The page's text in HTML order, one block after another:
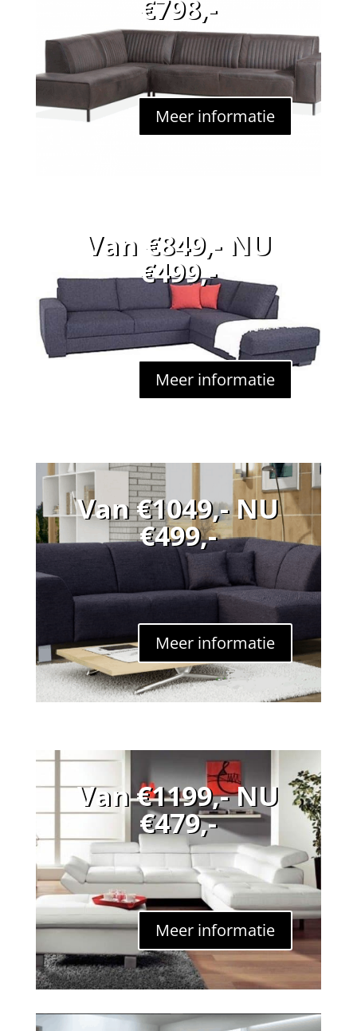
€798,-
Meer informatie
Van €849,- NU
€499,-
Meer informatie
Van €1049,- NU
€499,-
Meer informatie
Van €1199,- NU
€479,-
Meer informatie